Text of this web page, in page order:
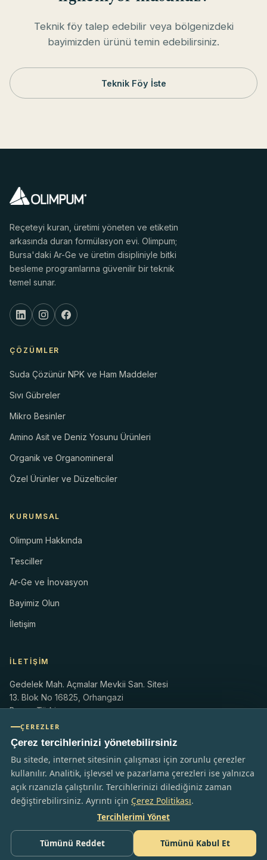
Teknik föy talep edebilir veya bölgenizdeki
bayimizden ürünü temin edebilirsiniz.
Teknik Föy İste
Reçeteyi kuran, üretimi yöneten ve etiketin
arkasında duran formülasyon evi. Olimpum;
Bursa'daki Ar-Ge ve üretim disipliniyle bitki
besleme programlarına güvenilir bir teknik
temel sunar.
ÇÖZÜMLER
Suda Çözünür NPK ve Ham Maddeler
Sıvı Gübreler
Mikro Besinler
Amino Asit ve Deniz Yosunu Ürünleri
Organik ve Organomineral
Özel Ürünler ve Düzelticiler
KURUMSAL
Olimpum Hakkında
Tesciller
Ar-Ge ve İnovasyon
Bayimiz Olun
İletişim
İLETIŞIM
Gedelek Mah. Açmalar Mevkii San. Sitesi
13. Blok No 16825, Orhangazi
Bursa, Türkiye
info@olimpum.com
olimpum.com.tr
+90 224 586 01 83
© 2026 Olimpum Dış Ticaret ve Pazarlama Ltd. Şti. Tüm hakları
saklıdır.
Gizlilik PolitikasıÇerez Politikası Kullanım KoşullarıKalite Politikası
KVKK
ÇEREZLER
Çerez tercihlerinizi yönetebilirsiniz
Bu sitede, internet sitesinin çalışması için zorunlu çerezler
kullanılır. Analitik, işlevsel ve pazarlama çerezleri ise yalnızca
açık rızanızla çalıştırılır. Tercihlerinizi dilediğiniz zaman
değiştirebilirsiniz. Ayrıntı için Çerez Politikası.
Tercihlerimi Yönet
Tümünü Reddet Tümünü Kabul Et